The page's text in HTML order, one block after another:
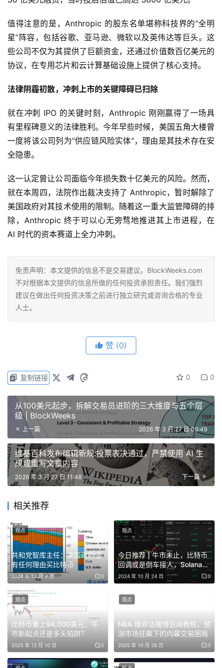
值得注意的是，Anthropic 的股东名单堪称科技界的“全明
星”阵容，包括谷歌、亚马逊、微软以及英伟达等巨头。这
些公司不仅为其提供了巨额资金，还通过价值数百亿美元的
协议，在专用芯片和云计算基础设施上提供了核心支持。
法律阴霾初散，冲刺上市的关键障碍已扫除
就在冲刺 IPO 的关键时刻，Anthropic 刚刚赢得了一场具
有里程碑意义的法律胜利。今年早些时候，美国五角大楼曾
一度将该公司列为“供应链风险实体”，理由是其技术存在安
全隐患。
这一认定曾让公司面临今年损失数十亿美元的风险。然而，
就在本周四，法院作出裁决支持了 Anthropic，暂时解除了
美国政府对其技术使用的限制。随着这一重大监管障碍的排
除，Anthropic 终于可以心无旁骛地推进其上市进程，在
AI 时代的资本赛道上全力冲刺。
免责声明：本文提供的信息不是交易建议。BlockWeeks.com
不对根据本文提供的信息所做的任何投资承担责任。我们强烈
建议在做出任何投资决策之前进行独立研究或咨询合格的专业
人士。
赞 (0)
0 0
复制链接
从100美元起步，拆解交易员进阶的三大维度与五个层
级 | BlockWeeks
上一篇 2026 年 3 月 27 日 09:49
维基百科发布编辑新规:投票表决通过，严禁使用 AI 生
成或重写文章内容
下一篇
2026 年 3 月 27 日 11:48
相关推荐
共和党智库主任：美国政府没
有任何理由买比特币
2024 年 12 月 4 日 0
观点
今日推荐 | 牛市未止，比特币
回调或是倒车接人，Solana强
势或将创下新高
2024 年 10 月 24 日 0
观点
比特币重上94,000美元：牛
市新起点还是多头陷阱？
2025 年 12 月 10 日 0
观点
NBA 爆非法赌博丑闻教练，预
测市场狂飙下的内幕交易困局
2025 年 10 月 28 日 0
观点